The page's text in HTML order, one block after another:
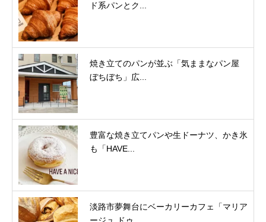
ド系パンとク...
焼き立てのパンが並ぶ「気ままなパン屋
ぼちぼち」広...
豊富な焼き立てパンや生ドーナツ、かき氷
も「HAVE...
淡路市夢舞台にベーカリーカフェ「マリア